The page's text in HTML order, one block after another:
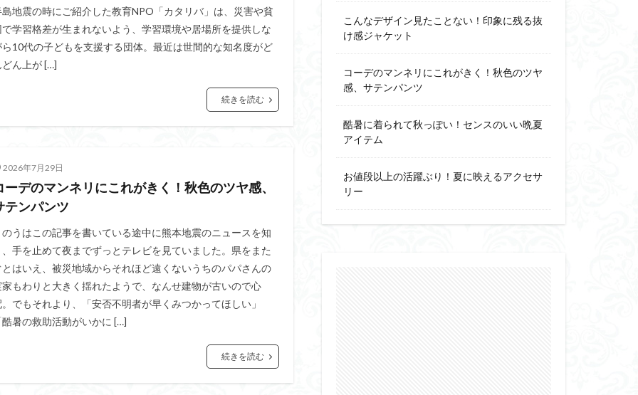
島地震の時にご紹介した教育NPO「カタリバ」は、災害や貧
で学習格差が生まれないよう、学習環境や居場所を提供しな
ら10代の子どもを支援する団体。最近は世間的な知名度がど
どん上が […]
続きを読む
2026年7月29日
ーデのマンネリにこれがきく！秋色のツヤ感、
テンパンツ
のうはこの記事を書いている途中に熊本地震のニュースを知
、手を止めて夜までずっとテレビを見ていました。県をまた
とはいえ、被災地域からそれほど遠くないうちのパパさんの
家もわりと大きく揺れたようで、なんせ建物が古いので心
でもそれより、「安否不明者が早くみつかってほしい」
酷暑の救助活動がいかに […]
続きを読む
こんなデザイン見たことない！印象に残る抜
け感ジャケット
コーデのマンネリにこれがきく！秋色のツヤ
感、サテンパンツ
酷暑に着られて秋っぽい！センスのいい晩夏
アイテム
お値段以上の活躍ぶり！夏に映えるアクセサ
リー